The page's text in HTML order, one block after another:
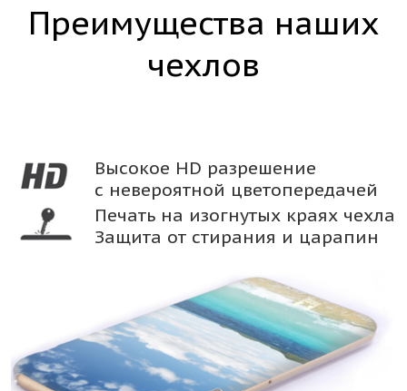
Преимущества наших
чехлов
Высокое HD разрешение
с невероятной цветопередачей
Печать на изогнутых краях чехла
Защита от стирания и царапин